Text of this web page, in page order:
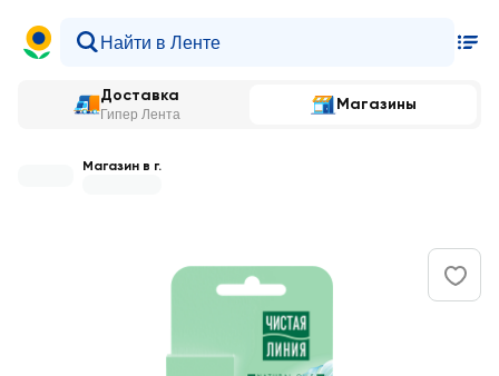
Доставка
Гипер Лента
Магазины
Магазин в г.